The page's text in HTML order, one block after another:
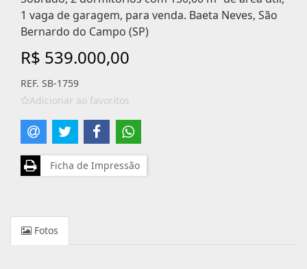
1 vaga de garagem, para venda. Baeta Neves, São
Bernardo do Campo (SP)
R$ 539.000,00
REF. SB-1759
Adicionar ao favoritos
Ficha de Impressão
Fotos